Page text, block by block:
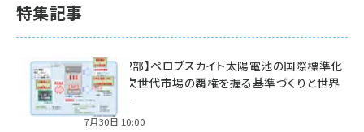
特集記事
特集【第2部】ペロブスカイト太陽電池の国際標準化
戦略 ― 次世代市場の覇権を握る基準づくりと世界
の動向 ―
7月30日 10:00